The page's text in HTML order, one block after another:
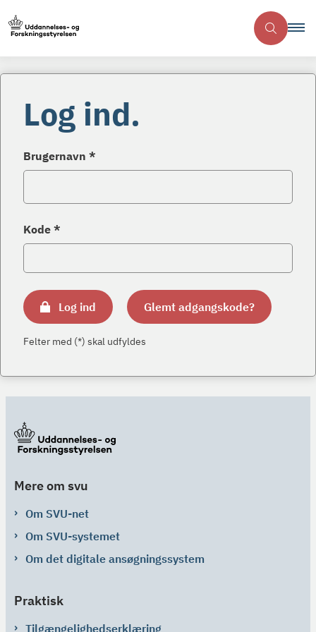
Log ind.
Brugernavn *
Kode *
Log ind Glemt adgangskode?
Felter med (*) skal udfyldes
Mere om svu
Om SVU-net
Om SVU-systemet
Om det digitale ansøgningssystem
Praktisk
Tilgængelighedserklæring